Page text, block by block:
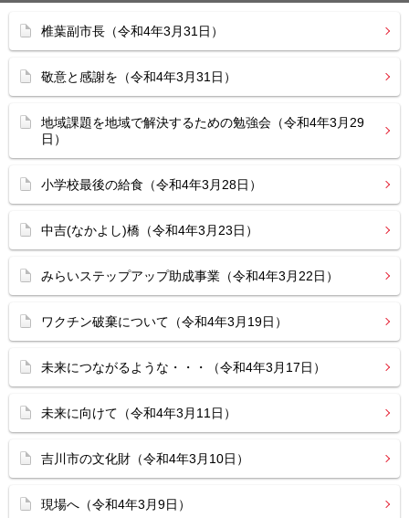
椎葉副市長（令和4年3月31日）
敬意と感謝を（令和4年3月31日）
地域課題を地域で解決するための勉強会（令和4年3月29
日）
小学校最後の給食（令和4年3月28日）
中吉(なかよし)橋（令和4年3月23日）
みらいステップアップ助成事業（令和4年3月22日）
ワクチン破棄について（令和4年3月19日）
未来につながるような・・・（令和4年3月17日）
未来に向けて（令和4年3月11日）
吉川市の文化財（令和4年3月10日）
現場へ（令和4年3月9日）